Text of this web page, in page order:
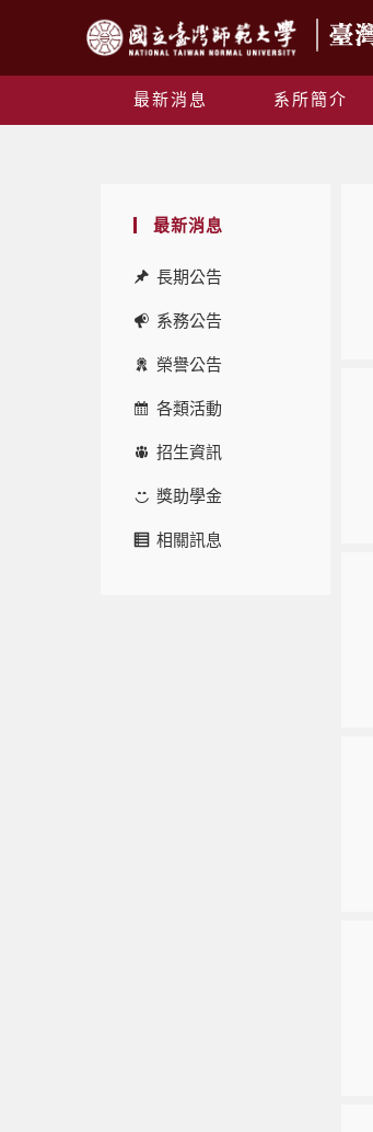
最新消息 系所簡介
最新消息
長期公告
系務公告
榮譽公告
各類活動
招生資訊
獎助學金
相關訊息